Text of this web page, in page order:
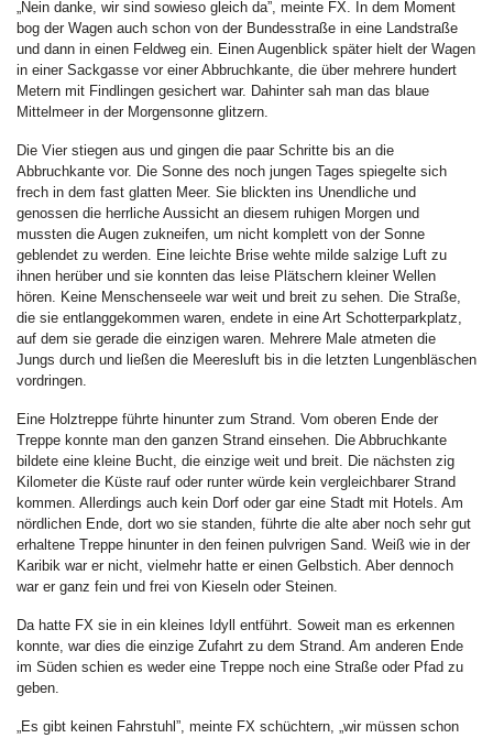
„Nein danke, wir sind sowieso gleich da”, meinte FX. In dem Moment
bog der Wagen auch schon von der Bundesstraße in eine Landstraße
und dann in einen Feldweg ein. Einen Augenblick später hielt der Wagen
in einer Sackgasse vor einer Abbruchkante, die über mehrere hundert
Metern mit Findlingen gesichert war. Dahinter sah man das blaue
Mittelmeer in der Morgensonne glitzern.
Die Vier stiegen aus und gingen die paar Schritte bis an die
Abbruchkante vor. Die Sonne des noch jungen Tages spiegelte sich
frech in dem fast glatten Meer. Sie blickten ins Unendliche und
genossen die herrliche Aussicht an diesem ruhigen Morgen und
mussten die Augen zukneifen, um nicht komplett von der Sonne
geblendet zu werden. Eine leichte Brise wehte milde salzige Luft zu
ihnen herüber und sie konnten das leise Plätschern kleiner Wellen
hören. Keine Menschenseele war weit und breit zu sehen. Die Straße,
die sie entlanggekommen waren, endete in eine Art Schotterparkplatz,
auf dem sie gerade die einzigen waren. Mehrere Male atmeten die
Jungs durch und ließen die Meeresluft bis in die letzten Lungenbläschen
vordringen.
Eine Holztreppe führte hinunter zum Strand. Vom oberen Ende der
Treppe konnte man den ganzen Strand einsehen. Die Abbruchkante
bildete eine kleine Bucht, die einzige weit und breit. Die nächsten zig
Kilometer die Küste rauf oder runter würde kein vergleichbarer Strand
kommen. Allerdings auch kein Dorf oder gar eine Stadt mit Hotels. Am
nördlichen Ende, dort wo sie standen, führte die alte aber noch sehr gut
erhaltene Treppe hinunter in den feinen pulvrigen Sand. Weiß wie in der
Karibik war er nicht, vielmehr hatte er einen Gelbstich. Aber dennoch
war er ganz fein und frei von Kieseln oder Steinen.
Da hatte FX sie in ein kleines Idyll entführt. Soweit man es erkennen
konnte, war dies die einzige Zufahrt zu dem Strand. Am anderen Ende
im Süden schien es weder eine Treppe noch eine Straße oder Pfad zu
geben.
„Es gibt keinen Fahrstuhl”, meinte FX schüchtern, „wir müssen schon